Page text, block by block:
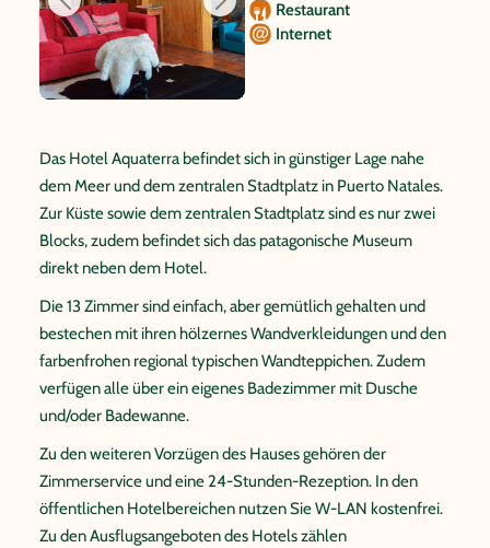
Restaurant
Internet
Das Hotel Aquaterra befindet sich in günstiger Lage nahe
dem Meer und dem zentralen Stadtplatz in Puerto Natales.
Zur Küste sowie dem zentralen Stadtplatz sind es nur zwei
Blocks, zudem befindet sich das patagonische Museum
direkt neben dem Hotel.
Die 13 Zimmer sind einfach, aber gemütlich gehalten und
bestechen mit ihren hölzernes Wandverkleidungen und den
farbenfrohen regional typischen Wandteppichen. Zudem
verfügen alle über ein eigenes Badezimmer mit Dusche
und/oder Badewanne.
Zu den weiteren Vorzügen des Hauses gehören der
Zimmerservice und eine 24-Stunden-Rezeption. In den
öffentlichen Hotelbereichen nutzen Sie W-LAN kostenfrei.
Zu den Ausflugsangeboten des Hotels zählen